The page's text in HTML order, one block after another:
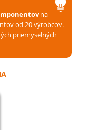
na
od 20 výrobcov.
priemyselných